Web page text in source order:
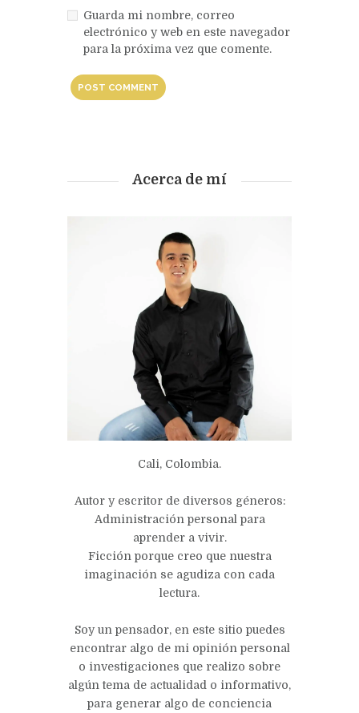
Guarda mi nombre, correo
electrónico y web en este navegador
para la próxima vez que comente.
Acerca de mí
Cali, Colombia.
Autor y escritor de diversos géneros:
Administración personal para
aprender a vivir.
Ficción porque creo que nuestra
imaginación se agudiza con cada
lectura.
Soy un pensador, en este sitio puedes
encontrar algo de mi opinión personal
o investigaciones que realizo sobre
algún tema de actualidad o informativo,
para generar algo de conciencia